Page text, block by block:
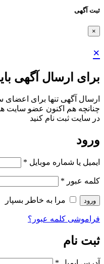
ثبت آگهی
×
×
برای ارسال آگهی
ارسال آگهی تنها برای اعضای
چنانچه هم‌ اکنون عضو سایت
در سایت ثبت نام کنید
ورود
ایمیل یا شماره موبایل *
کلمه عبور *
ورود مرا به خاطر بسپار
فراموشی کلمه عبور؟
ثبت نام